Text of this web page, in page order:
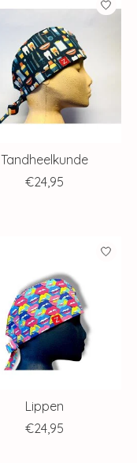
Tandheelkunde
€24,95
Lippen
€24,95